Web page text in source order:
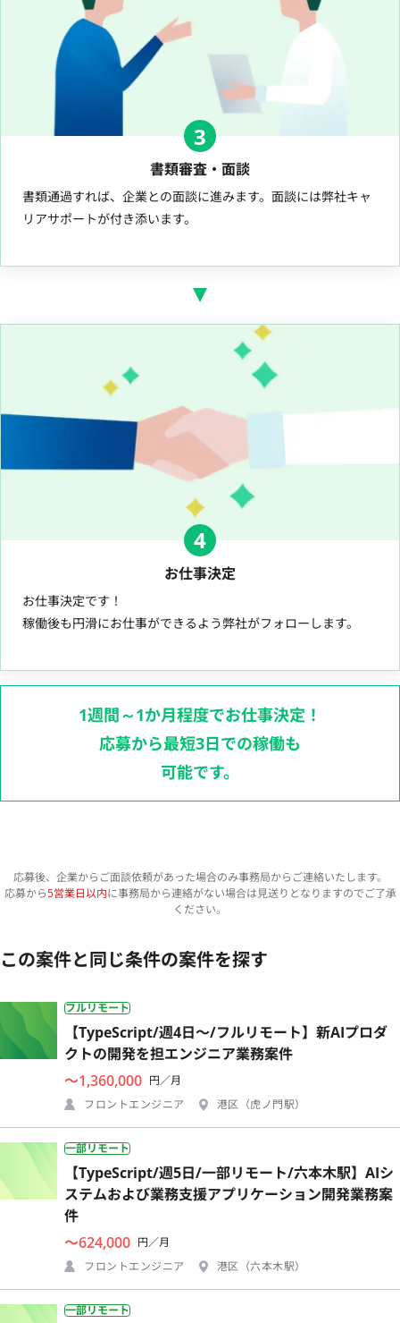
3
書類審査・面談
書類通過すれば、企業との面談に進みます。面談には弊社キャ
リアサポートが付き添います。
4
お仕事決定
お仕事決定です！
稼働後も円滑にお仕事ができるよう弊社がフォローします。
1週間～1か月程度でお仕事決定！
応募から最短3日での稼働も
可能です。
応募後、企業からご面談依頼があった場合のみ事務局からご連絡いたします。
応募から5営業日以内に事務局から連絡がない場合は見送りとなりますのでご了承
ください。
この案件と同じ条件の案件を探す
フルリモート
【TypeScript/週4日〜/フルリモート】新AIプロダ
クトの開発を担エンジニア業務案件
〜1,360,000 円／月
フロントエンジニア
港区（虎ノ門駅）
一部リモート
【TypeScript/週5日/一部リモート/六本木駅】AIシ
ステムおよび業務支援アプリケーション開発業務案
件
〜624,000 円／月
フロントエンジニア
港区（六本木駅）
一部リモート